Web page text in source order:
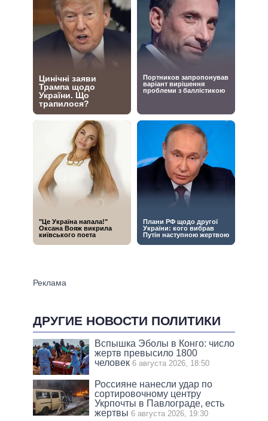
ДРУГИЕ НОВОСТИ ПОЛИТИКИ
Вспышка Эболы в Конго: число
жертв превысило 1800
человек 6 августа 2026, 18:50
Россияне нанесли удар по
сортировочному центру
Укрпочты в Павлограде, есть
жертвы 6 августа 2026, 19:30